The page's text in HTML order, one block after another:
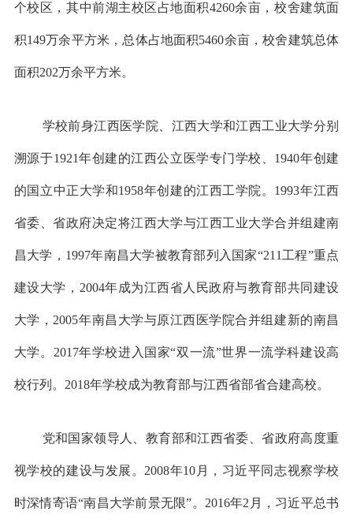
个校区，其中前湖主校区占地面积4260余亩，校舍建筑面
积149万余平方米，总体占地面积5460余亩，校舍建筑总体
面积202万余平方米。
学校前身江西医学院、江西大学和江西工业大学分别
溯源于1921年创建的江西公立医学专门学校、1940年创建
的国立中正大学和1958年创建的江西工学院。1993年江西
省委、省政府决定将江西大学与江西工业大学合并组建南
昌大学，1997年南昌大学被教育部列入国家“211工程”重点
建设大学，2004年成为江西省人民政府与教育部共同建设
大学，2005年南昌大学与原江西医学院合并组建新的南昌
大学。2017年学校进入国家“双一流”世界一流学科建设高
校行列。2018年学校成为教育部与江西省部省合建高校。
党和国家领导人、教育部和江西省委、省政府高度重
视学校的建设与发展。2008年10月，习近平同志视察学校
时深情寄语“南昌大学前景无限”。2016年2月，习近平总书